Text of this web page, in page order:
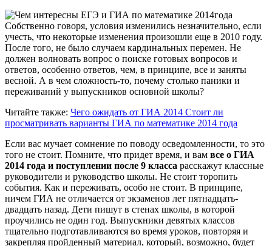
Собственно говоря, условия изменились незначительно, если
учесть, что некоторые изменения произошли еще в 2010 году.
После того, не было случаем кардинальных перемен. Не
должен волновать вопрос о поиске готовых вопросов и
ответов, особенно ответов, чем, в принципе, все и заняты
весной. А в чем сложность-то, почему столько паники и
переживаний у выпускников основной школы?
Читайте также: Чего ожидать от ГИА 2014 Стоит ли
просматривать варианты ГИА по математике 2014 года
Если вас мучает сомнение по поводу осведомленности, то это
того не стоит. Помните, что придет время, и вам все о ГИА
2014 года и поступлении после 9 класса расскажут классные
руководители и руководство школы. Не стоит торопить
события. Как и переживать, особо не стоит. В принципе,
ничем ГИА не отличается от экзаменов лет пятнадцать-
двадцать назад. Дети пишут в стенах школы, в которой
проучились не один год. Выпускники девятых классов
тщательно подготавливаются во время уроков, повторяя и
закрепляя пройденный материал, который, возможно, будет